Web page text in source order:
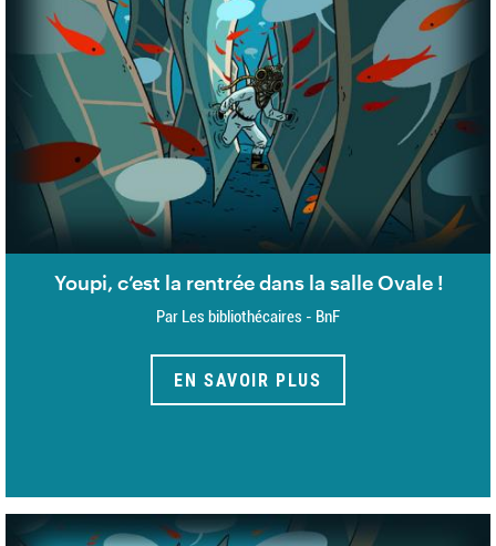
Youpi, c’est la rentrée dans la salle Ovale !
Par Les bibliothécaires - BnF
EN SAVOIR PLUS